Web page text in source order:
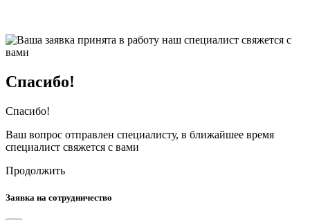
Спасибо!
Спасибо!
Ваш вопрос отправлен специалисту, в ближайшее время
специалист свяжется с вами
Продолжить
Заявка на сотрудничество